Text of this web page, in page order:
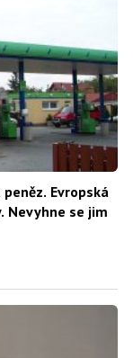
Evropská
Nevyhne se jim